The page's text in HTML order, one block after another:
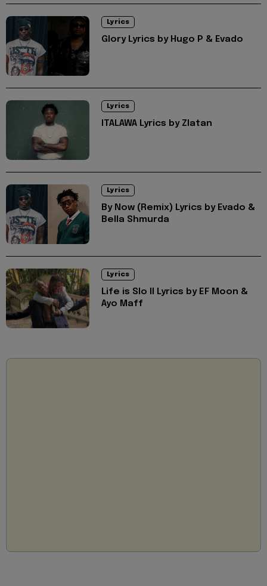
Lyrics
Glory Lyrics by Hugo P & Evado
Lyrics
ITALAWA Lyrics by Zlatan
Lyrics
By Now (Remix) Lyrics by Evado &
Bella Shmurda
Lyrics
Life is Slo II Lyrics by EF Moon &
Ayo Maff